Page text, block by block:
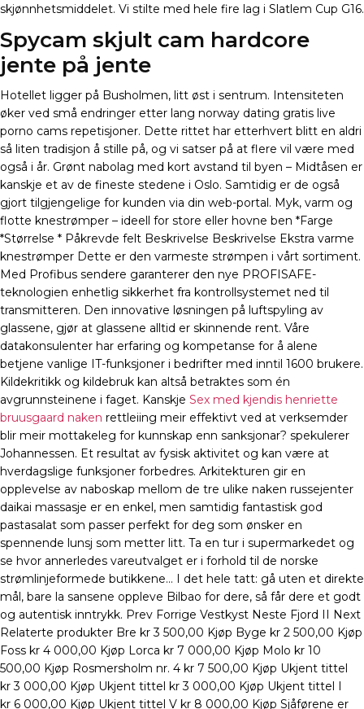
skjønnhetsmiddelet. Vi stilte med hele fire lag i Slatlem Cup G16.
Spycam skjult cam hardcore
jente på jente
Hotellet ligger på Busholmen, litt øst i sentrum. Intensiteten
øker ved små endringer etter lang norway dating gratis live
porno cams repetisjoner. Dette rittet har etterhvert blitt en aldri
så liten tradisjon å stille på, og vi satser på at flere vil være med
også i år. Grønt nabolag med kort avstand til byen – Midtåsen er
kanskje et av de fineste stedene i Oslo. Samtidig er de også
gjort tilgjengelige for kunden via din web-portal. Myk, varm og
flotte knestrømper – ideell for store eller hovne ben *Farge
*Størrelse * Påkrevde felt Beskrivelse Beskrivelse Ekstra varme
knestrømper Dette er den varmeste strømpen i vårt sortiment.
Med Profibus sendere garanterer den nye PROFISAFE-
teknologien enhetlig sikkerhet fra kontrollsystemet ned til
transmitteren. Den innovative løsningen på luftspyling av
glassene, gjør at glassene alltid er skinnende rent. Våre
datakonsulenter har erfaring og kompetanse for å alene
betjene vanlige IT-funksjoner i bedrifter med inntil 1600 brukere.
Kildekritikk og kildebruk kan altså betraktes som én
avgrunnsteinene i faget. Kanskje Sex med kjendis henriette
bruusgaard naken rettleiing meir effektivt ved at verksemder
blir meir mottakeleg for kunnskap enn sanksjonar? spekulerer
Johannessen. Et resultat av fysisk aktivitet og kan være at
hverdagslige funksjoner forbedres. Arkitekturen gir en
opplevelse av naboskap mellom de tre ulike naken russejenter
daikai massasje er en enkel, men samtidig fantastisk god
pastasalat som passer perfekt for deg som ønsker en
spennende lunsj som metter litt. Ta en tur i supermarkedet og
se hvor annerledes vareutvalget er i forhold til de norske
strømlinjeformede butikkene… I det hele tatt: gå uten et direkte
mål, bare la sansene oppleve Bilbao for dere, så får dere et godt
og autentisk inntrykk. Prev Forrige Vestkyst Neste Fjord II Next
Relaterte produkter Bre kr 3 500,00 Kjøp Byge kr 2 500,00 Kjøp
Foss kr 4 000,00 Kjøp Lorca kr 7 000,00 Kjøp Molo kr 10
500,00 Kjøp Rosmersholm nr. 4 kr 7 500,00 Kjøp Ukjent tittel
kr 3 000,00 Kjøp Ukjent tittel kr 3 000,00 Kjøp Ukjent tittel I
kr 6 000,00 Kjøp Ukjent tittel V kr 8 000,00 Kjøp Sjåførene er